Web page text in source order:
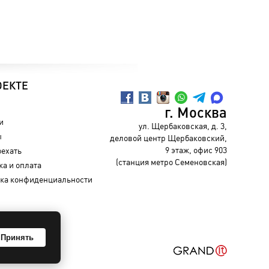
и оплата
конфиденциальности
г. Москва
ул. Щербаковская, д. 3,
деловой центр Щербаковский,
9 этаж, офис 903
(станция метро Семеновская)
Принять